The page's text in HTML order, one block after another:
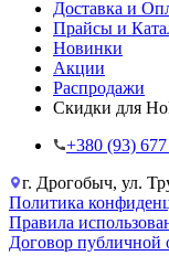
Доставка и
Прайсы и
Новинки
Акции
Распродажи
Скидки для
+38‎0 (93)
г. Дрогобыч, ул.
Политика
Правила
Договор публичной